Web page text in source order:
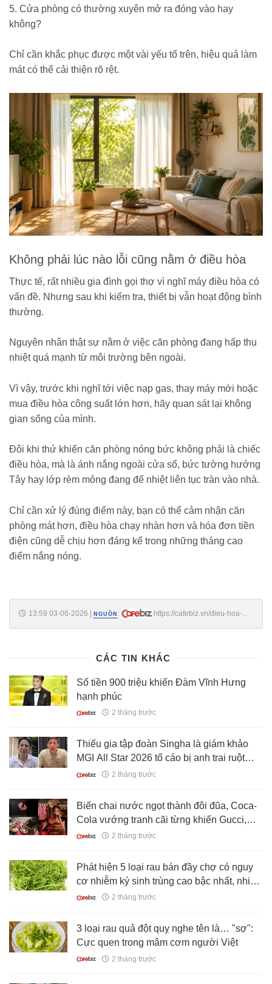
5. Cửa phòng có thường xuyên mở ra đóng vào hay
không?
Chỉ cần khắc phục được một vài yếu tố trên, hiệu quả làm
mát có thể cải thiện rõ rệt.
Không phải lúc nào lỗi cũng nằm ở điều hòa
Thực tế, rất nhiều gia đình gọi thợ vì nghĩ máy điều hòa có
vấn đề. Nhưng sau khi kiểm tra, thiết bị vẫn hoạt động bình
thường.
Nguyên nhân thật sự nằm ở việc căn phòng đang hấp thụ
nhiệt quá mạnh từ môi trường bên ngoài.
Vì vậy, trước khi nghĩ tới việc nạp gas, thay máy mới hoặc
mua điều hòa công suất lớn hơn, hãy quan sát lại không
gian sống của mình.
Đôi khi thứ khiến căn phòng nóng bức không phải là chiếc
điều hòa, mà là ánh nắng ngoài cửa sổ, bức tường hướng
Tây hay lớp rèm mỏng đang để nhiệt liên tục tràn vào nhà.
Chỉ cần xử lý đúng điểm này, bạn có thể cảm nhận căn
phòng mát hơn, điều hòa chạy nhàn hơn và hóa đơn tiền
điện cũng dễ chịu hơn đáng kể trong những tháng cao
điểm nắng nóng.
13:59 03-06-2026 | NGUỒN :
https://cafebiz.vn/dieu-hoa-
CÁC TIN KHÁC
Số tiền 900 triệu khiến Đàm Vĩnh Hưng
hạnh phúc
2 tháng trước
Thiếu gia tập đoàn Singha là giám khảo
MGI All Star 2026 tố cáo bị anh trai ruột
xâm hại nhiều năm
2 tháng trước
Biến chai nước ngọt thành đôi đũa, Coca-
Cola vướng tranh cãi từng khiến Gucci,
Dolce & Gabbana lao đao
2 tháng trước
Phát hiện 5 loại rau bán đầy chợ có nguy
cơ nhiễm ký sinh trùng cao bậc nhất, nhiều
người không biết vẫn chủ quan
2 tháng trước
3 loại rau quả đột quỵ nghe tên là… "sợ":
Cực quen trong mâm cơm người Việt
2 tháng trước